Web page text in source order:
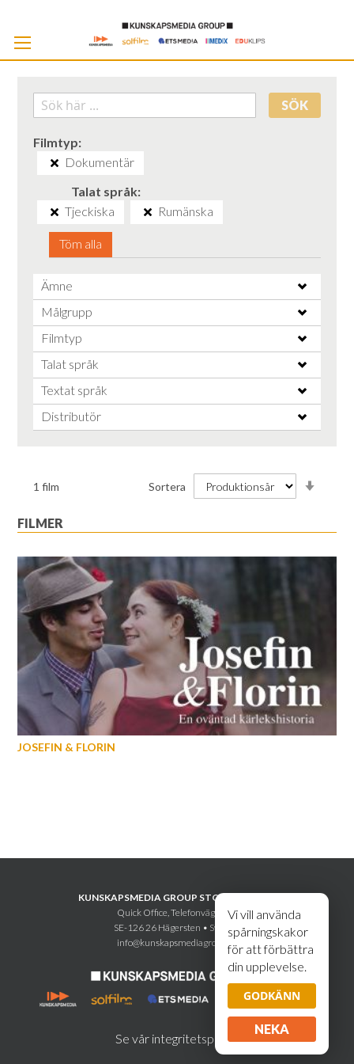
Vi vill använda
spårningskakor
för att förbättra
din upplevelse.
GODKÄNN
NEKA
SÖK
Filmtyp
Dokumentär
Talat språk
Tjeckiska
Rumänska
Töm alla
Ämne
Målgrupp
Filmtyp
Talat språk
Textat språk
Distributör
1 film Sortera
FILMER
JOSEFIN & FLORIN
KUNSKAPSMEDIA GROUP STOCKHOLM AB
Quick Office, Telefonvägen 30
SE-126 26 Hägersten • Sweden
info@kunskapsmediagroup.se
Se vår integritetspolicy